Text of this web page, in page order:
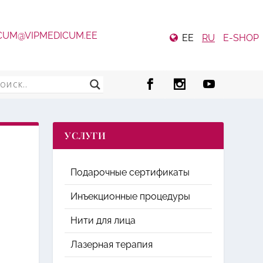
EE RU E-SHOP
УСЛУГИ
Подарочные сертификаты
Инъекционные процедуры
Нити для лица
Лазерная терапия